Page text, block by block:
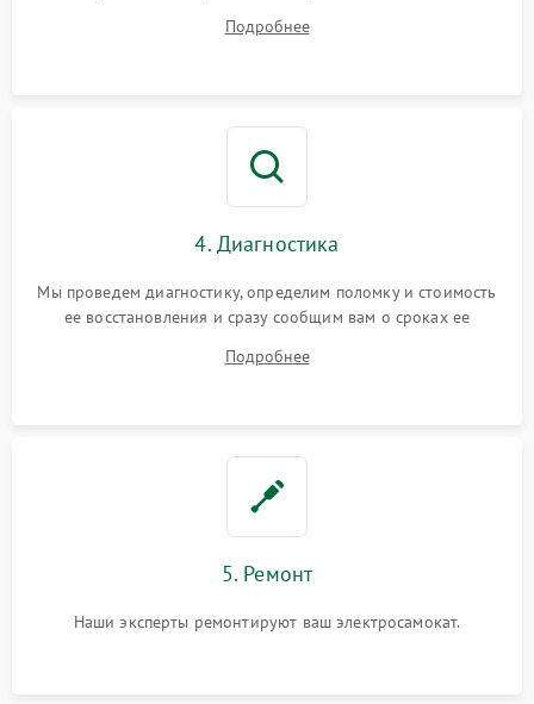
Подробнее
4. Диагностика
Мы проведем диагностику, определим поломку и стоимость
ее восстановления и сразу сообщим вам о сроках ее
Подробнее
5. Ремонт
Наши эксперты ремонтируют ваш электросамокат.